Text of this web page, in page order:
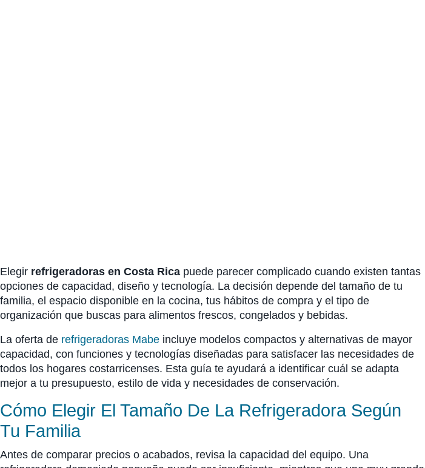
Elegir refrigeradoras en Costa Rica puede parecer complicado cuando existen tantas
opciones de capacidad, diseño y tecnología. La decisión depende del tamaño de tu
familia, el espacio disponible en la cocina, tus hábitos de compra y el tipo de
organización que buscas para alimentos frescos, congelados y bebidas.
La oferta de refrigeradoras Mabe incluye modelos compactos y alternativas de mayor
capacidad, con funciones y tecnologías diseñadas para satisfacer las necesidades de
todos los hogares costarricenses. Esta guía te ayudará a identificar cuál se adapta
mejor a tu presupuesto, estilo de vida y necesidades de conservación.
Cómo Elegir El Tamaño De La Refrigeradora Según
Tu Familia
Antes de comparar precios o acabados, revisa la capacidad del equipo. Una